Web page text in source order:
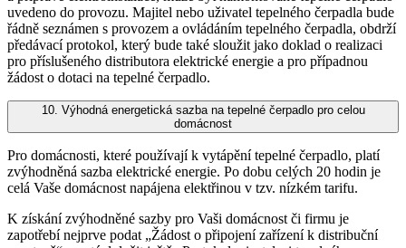
uvedeno do provozu. Majitel nebo uživatel tepelného čerpadla bude
řádně seznámen s provozem a ovládáním tepelného čerpadla, obdrží
předávací protokol, který bude také sloužit jako doklad o realizaci
pro příslušeného distributora elektrické energie a pro případnou
žádost o dotaci na tepelné čerpadlo.
10. Výhodná energetická sazba na tepelné čerpadlo pro celou
domácnost
Pro domácnosti, které používají k vytápění tepelné čerpadlo, platí
zvýhodněná sazba elektrické energie. Po dobu celých 20 hodin je
celá Vaše domácnost napájena elektřinou v tzv. nízkém tarifu.
K získání zvýhodněné sazby pro Vaši domácnost či firmu je
zapotřebí nejprve podat „Žádost o připojení zařízení k distribuční